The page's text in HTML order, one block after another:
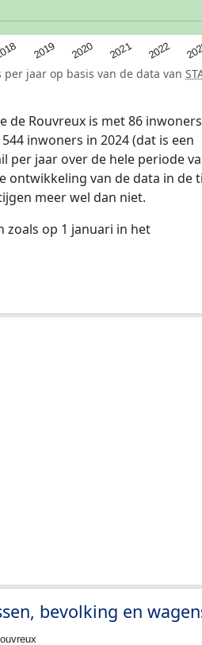
2019 2020 2021 2022
jaar op basis van de data van
de Rouvreux is met 86 inwoners
inwoners in 2024 (dat is een
per jaar over de hele periode
ontwikkeling van de data in de
meer wel dan niet.
zoals op 1 januari in het
bevolking en